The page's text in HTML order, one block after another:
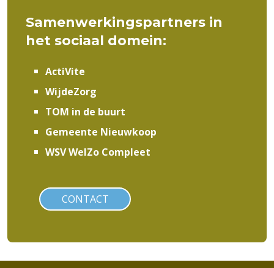
Samenwerkingspartners in
het sociaal domein:
ActiVite
WijdeZorg
TOM in de buurt
Gemeente Nieuwkoop
WSV WelZo Compleet
CONTACT